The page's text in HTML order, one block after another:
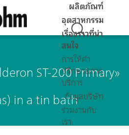
ผลิตภัณฑ์
อุตสาหกรรม
เรื่องราวที่น่า
สนใจ
การให้คำ
ปรึกษา&การ
บริการ
ข้อมูลบริษัท
ร่วมงานกับ
เรา
ST-200 Primary»
in a tin bath